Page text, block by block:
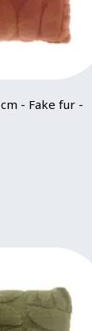
- Fake fur -